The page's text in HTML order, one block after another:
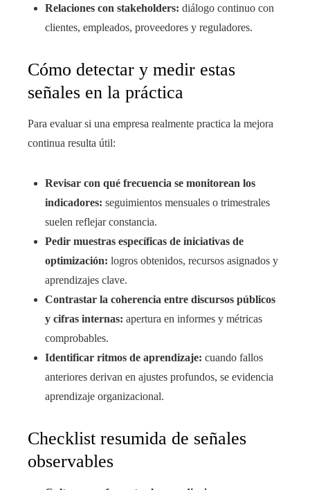
Relaciones con stakeholders: diálogo continuo con
clientes, empleados, proveedores y reguladores.
Cómo detectar y medir estas
señales en la práctica
Para evaluar si una empresa realmente practica la mejora
continua resulta útil:
Revisar con qué frecuencia se monitorean los
indicadores: seguimientos mensuales o trimestrales
suelen reflejar constancia.
Pedir muestras específicas de iniciativas de
optimización: logros obtenidos, recursos asignados y
aprendizajes clave.
Contrastar la coherencia entre discursos públicos
y cifras internas: apertura en informes y métricas
comprobables.
Identificar ritmos de aprendizaje: cuando fallos
anteriores derivan en ajustes profundos, se evidencia
aprendizaje organizacional.
Checklist resumida de señales
observables